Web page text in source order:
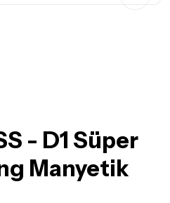
- D1 Süper
Manyetik